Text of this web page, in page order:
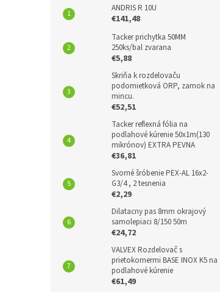
ANDRIS R 10U
€141,48
Tacker prichytka 50MM
250ks/bal zvarana
€5,88
Skriňa k rozdelovaču
podomietková ORP, zamok na
mincu.
€52,51
Tacker reflexná fólia na
podlahové kúrenie 50x1m(130
mikrónov) EXTRA PEVNA
€36,81
Svorné šróbenie PEX-AL 16x2-
G3/4 , 2 tesnenia
€2,29
Dilatacny pas 8mm okrajový
samolepiaci 8/150 50m
€24,72
VALVEX Rozdelovač s
prietokomermi BASE INOX K5 na
podlahové kúrenie
€61,49